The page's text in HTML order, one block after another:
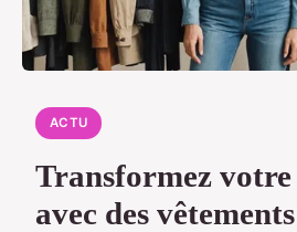
ACTU
Transformez
avec des